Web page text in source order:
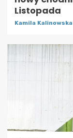
Listopada
Kamila Kalinowska